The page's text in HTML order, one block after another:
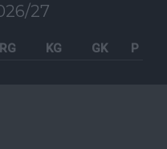
27
RG KG GK P